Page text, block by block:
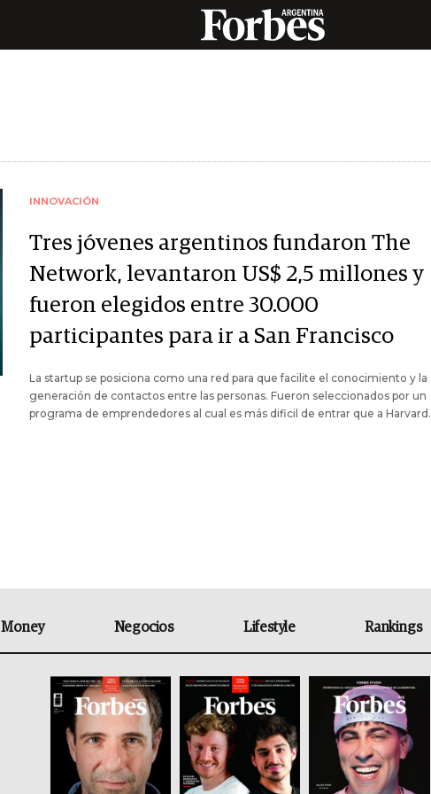
INNOVACIÓN
Tres jóvenes argentinos fundaron The
Network, levantaron US$ 2,5 millones y
fueron elegidos entre 30.000
participantes para ir a San Francisco
La startup se posiciona como una red para que facilite el conocimiento y la
generación de contactos entre las personas. Fueron seleccionados por un
programa de emprendedores al cual es más dificil de entrar que a Harvard.
Money Negocios Lifestyle Rankings